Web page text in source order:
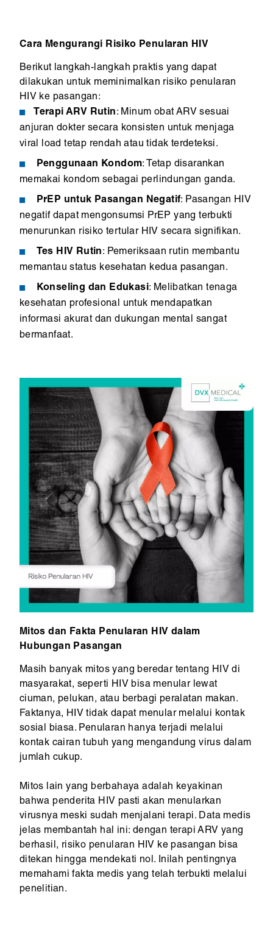
Cara Mengurangi Risiko Penularan HIV
Berikut langkah-langkah praktis yang dapat
dilakukan untuk meminimalkan risiko penularan
HIV ke pasangan:
Terapi ARV Rutin: Minum obat ARV sesuai
anjuran dokter secara konsisten untuk menjaga
viral load tetap rendah atau tidak terdeteksi.
Penggunaan Kondom: Tetap disarankan
memakai kondom sebagai perlindungan ganda.
PrEP untuk Pasangan Negatif: Pasangan HIV
negatif dapat mengonsumsi PrEP yang terbukti
menurunkan risiko tertular HIV secara signifikan.
Tes HIV Rutin: Pemeriksaan rutin membantu
memantau status kesehatan kedua pasangan.
Konseling dan Edukasi: Melibatkan tenaga
kesehatan profesional untuk mendapatkan
informasi akurat dan dukungan mental sangat
bermanfaat.
Mitos dan Fakta Penularan HIV dalam
Hubungan Pasangan
Masih banyak mitos yang beredar tentang HIV di
masyarakat, seperti HIV bisa menular lewat
ciuman, pelukan, atau berbagi peralatan makan.
Faktanya, HIV tidak dapat menular melalui kontak
sosial biasa. Penularan hanya terjadi melalui
kontak cairan tubuh yang mengandung virus dalam
jumlah cukup.
Mitos lain yang berbahaya adalah keyakinan
bahwa penderita HIV pasti akan menularkan
virusnya meski sudah menjalani terapi. Data medis
jelas membantah hal ini: dengan terapi ARV yang
berhasil, risiko penularan HIV ke pasangan bisa
ditekan hingga mendekati nol. Inilah pentingnya
memahami fakta medis yang telah terbukti melalui
penelitian.